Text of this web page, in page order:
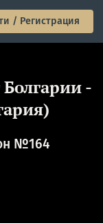
/ Регистрация
-
№164